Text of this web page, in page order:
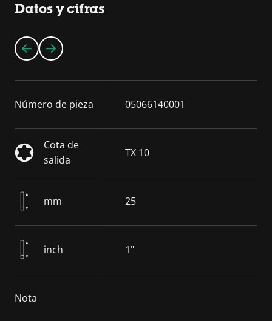
Datos y cifras
Número de pieza 05066140001
Cota de
salida
TX 10
mm 25
inch 1"
Nota